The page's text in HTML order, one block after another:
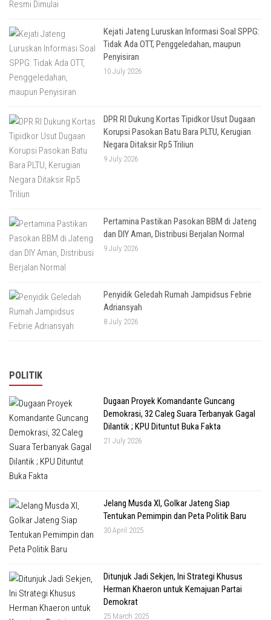
Kejati Jateng Luruskan Informasi Soal SPPG:
Tidak Ada OTT, Penggeledahan, maupun
Penyisiran
10 July 2026
DPR RI Dukung Kortas Tipidkor Usut Dugaan
Korupsi Pasokan Batu Bara PLTU, Kerugian
Negara Ditaksir Rp5 Triliun
9 July 2026
Pertamina Pastikan Pasokan BBM di Jateng
dan DIY Aman, Distribusi Berjalan Normal
9 July 2026
Penyidik Geledah Rumah Jampidsus Febrie
Adriansyah
8 July 2026
POLITIK
Dugaan Proyek Komandante Guncang
Demokrasi, 32 Caleg Suara Terbanyak Gagal
Dilantik ; KPU Dituntut Buka Fakta
21 July 2026
Jelang Musda XI, Golkar Jateng Siap
Tentukan Pemimpin dan Peta Politik Baru
30 April 2025
Ditunjuk Jadi Sekjen, Ini Strategi Khusus
Herman Khaeron untuk Kemajuan Partai
Demokrat
25 March 2025